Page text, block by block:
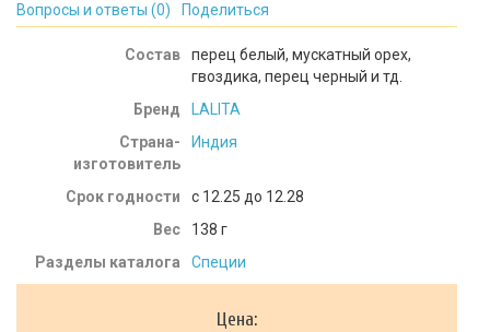
Вопросы и ответы (0) Поделиться
Состав
перец белый, мускатный орех,
гвоздика, перец черный и тд.
Бренд
LALITA
Страна-
изготовитель
Индия
Срок годности
c 12.25 до 12.28
Вес
138 г
Разделы каталога
Специи
Цена: